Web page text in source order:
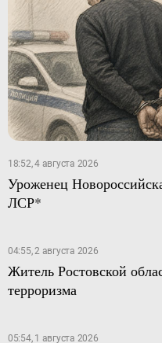
18:52, 4 августа 2026
Уроженец
ЛСР*
04:55, 2 августа 2026
Житель Ростовской
терроризма
05:54, 1 августа 2026